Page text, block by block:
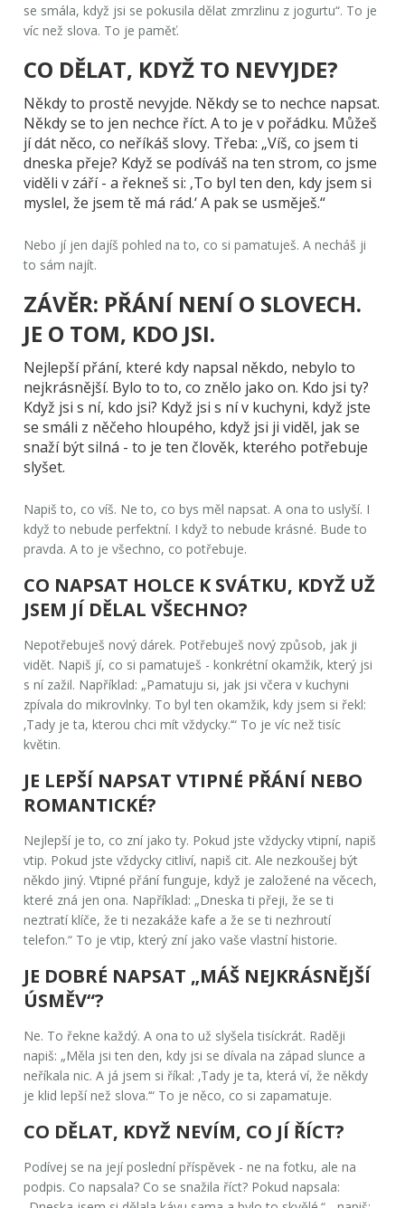
se smála, když jsi se pokusila dělat zmrzlinu z jogurtu“. To je
víc než slova. To je paměť.
CO DĚLAT, KDYŽ TO NEVYJDE?
Někdy to prostě nevyjde. Někdy se to nechce napsat.
Někdy se to jen nechce říct. A to je v pořádku. Můžeš
jí dát něco, co neříkáš slovy. Třeba: „Víš, co jsem ti
dneska přeje? Když se podíváš na ten strom, co jsme
viděli v září - a řekneš si: ‚To byl ten den, kdy jsem si
myslel, že jsem tě má rád.‘ A pak se usměješ.“
Nebo jí jen dajíš pohled na to, co si pamatuješ. A necháš ji
to sám najít.
ZÁVĚR: PŘÁNÍ NENÍ O SLOVECH.
JE O TOM, KDO JSI.
Nejlepší přání, které kdy napsal někdo, nebylo to
nejkrásnější. Bylo to to, co znělo jako on. Kdo jsi ty?
Když jsi s ní, kdo jsi? Když jsi s ní v kuchyni, když jste
se smáli z něčeho hloupého, když jsi ji viděl, jak se
snaží být silná - to je ten člověk, kterého potřebuje
slyšet.
Napiš to, co víš. Ne to, co bys měl napsat. A ona to uslyší. I
když to nebude perfektní. I když to nebude krásné. Bude to
pravda. A to je všechno, co potřebuje.
CO NAPSAT HOLCE K SVÁTKU, KDYŽ UŽ
JSEM JÍ DĚLAL VŠECHNO?
Nepotřebuješ nový dárek. Potřebuješ nový způsob, jak ji
vidět. Napiš jí, co si pamatuješ - konkrétní okamžik, který jsi
s ní zažil. Například: „Pamatuju si, jak jsi včera v kuchyni
zpívala do mikrovlnky. To byl ten okamžik, kdy jsem si řekl:
‚Tady je ta, kterou chci mít vždycky.‘“ To je víc než tisíc
květin.
JE LEPŠÍ NAPSAT VTIPNÉ PŘÁNÍ NEBO
ROMANTICKÉ?
Nejlepší je to, co zní jako ty. Pokud jste vždycky vtipní, napiš
vtip. Pokud jste vždycky citliví, napiš cit. Ale nezkoušej být
někdo jiný. Vtipné přání funguje, když je založené na věcech,
které zná jen ona. Například: „Dneska ti přeji, že se ti
neztratí klíče, že ti nezakáže kafe a že se ti nezhroutí
telefon.“ To je vtip, který zní jako vaše vlastní historie.
JE DOBRÉ NAPSAT „MÁŠ NEJKRÁSNĚJŠÍ
ÚSMĚV“?
Ne. To řekne každý. A ona to už slyšela tisíckrát. Raději
napiš: „Měla jsi ten den, kdy jsi se dívala na západ slunce a
neříkala nic. A já jsem si říkal: ‚Tady je ta, která ví, že někdy
je klid lepší než slova.‘“ To je něco, co si zapamatuje.
CO DĚLAT, KDYŽ NEVÍM, CO JÍ ŘÍCT?
Podívej se na její poslední příspěvek - ne na fotku, ale na
podpis. Co napsala? Co se snažila říct? Pokud napsala: